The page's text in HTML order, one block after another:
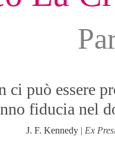
ci può essere
fiducia nel
J. F. Kennedy | Ex